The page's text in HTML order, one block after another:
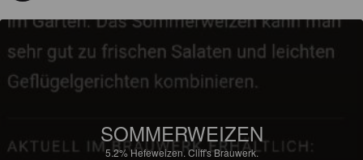
SOMMERWEIZEN
5.2%Hefeweizen.Cliff's Brauwerk.